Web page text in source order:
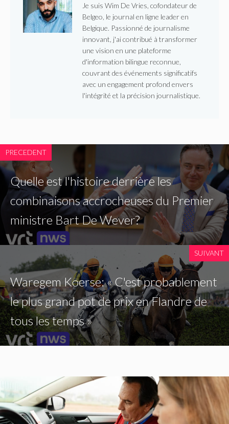
Je suis Wim De Vries, cofondateur de
Belgeo, le journal en ligne leader en
Belgique. Passionné de journalisme
innovant, j'ai contribué à transformer
une vision en une plateforme
d'information bilingue reconnue,
couvrant des événements significatifs
avec un engagement profond envers
l'intégrité et la précision journalistique.
PRECEDENT
Quelle est l'histoire derrière les
combinaisons accrocheuses du Premier
ministre Bart De Wever?
SUIVANT
Waregem Koerse: « C'est probablement
le plus grand pot de prix en Flandre de
tous les temps »